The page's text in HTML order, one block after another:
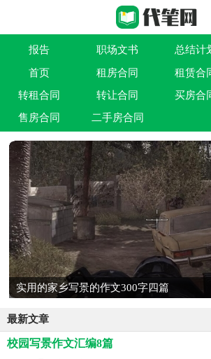
报告 职场文书 总结计
作文大全 实用文 祝福语
借贷类合同 建筑类合同 劳动类合
首页 租房合同 租赁合
转租合同
转让合同 买房合
售房合同
二手房合同
实用的家乡写景的作文300字四篇
最新文章
校园写景作文汇编8篇